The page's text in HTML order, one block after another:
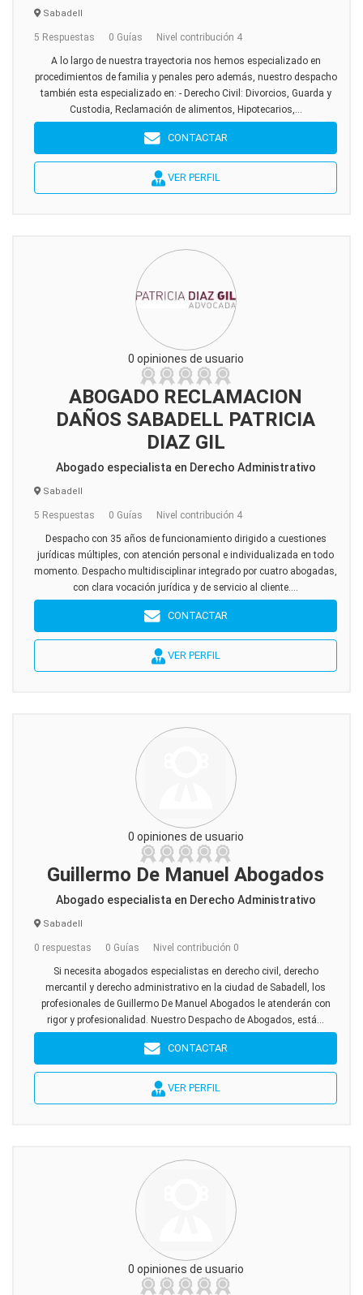
Sabadell
5 Respuestas 0 Guías Nivel contribución 4
A lo largo de nuestra trayectoria nos hemos especializado en
procedimientos de familia y penales pero además, nuestro despacho
también esta especializado en: - Derecho Civil: Divorcios, Guarda y
Custodia, Reclamación de alimentos, Hipotecarios,...
CONTACTAR
VER PERFIL
0 opiniones de usuario
ABOGADO RECLAMACION
DAÑOS SABADELL PATRICIA
DIAZ GIL
Abogado especialista en Derecho Administrativo
Sabadell
5 Respuestas 0 Guías Nivel contribución 4
Despacho con 35 años de funcionamiento dirigido a cuestiones
jurídicas múltiples, con atención personal e individualizada en todo
momento. Despacho multidisciplinar integrado por cuatro abogadas,
con clara vocación jurídica y de servicio al cliente....
CONTACTAR
VER PERFIL
0 opiniones de usuario
Guillermo De Manuel Abogados
Abogado especialista en Derecho Administrativo
Sabadell
0 respuestas 0 Guías Nivel contribución 0
Si necesita abogados especialistas en derecho civil, derecho
mercantil y derecho administrativo en la ciudad de Sabadell, los
profesionales de Guillermo De Manuel Abogados le atenderán con
rigor y profesionalidad. Nuestro Despacho de Abogados, está...
CONTACTAR
VER PERFIL
0 opiniones de usuario